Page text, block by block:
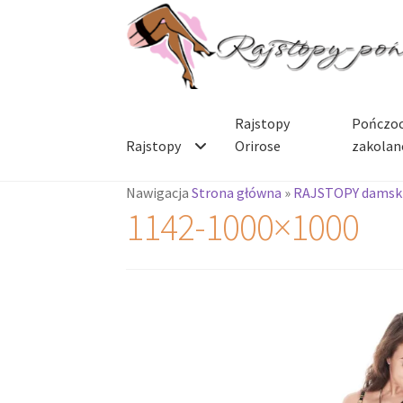
Przejdź
do
nawigacji
Przejdź
do
treści
Rajstopy
Rajstopy
Orirose
NawigacjaStrona główna » RAJSTOPY
1142-1000×1000